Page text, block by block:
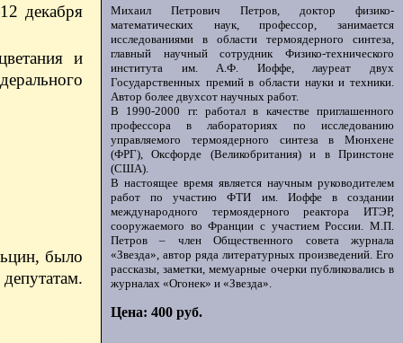
декабря
и
было
Михаил Петрович Петров, доктор физико-
математических наук, профессор, занимается
исследованиями в области термоядерного синтеза,
главный научный сотрудник Физико-технического
института им. А.Ф. Иоффе, лауреат двух
Государственных премий в области науки и техники.
Автор более двухсот научных работ.
В 1990-2000 гг. работал в качестве приглашенного
профессора в лабораториях по исследованию
управляемого термоядерного синтеза в Мюнхене
(ФРГ), Оксфорде (Великобритания) и в Принстоне
(США).
В настоящее время является научным руководителем
работ по участию ФТИ им. Иоффе в создании
международного термоядерного реактора ИТЭР,
сооружаемого во Франции с участием России. М.П.
Петров – член Общественного совета журнала
«Звезда», автор ряда литературных произведений. Его
рассказы, заметки, мемуарные очерки публиковались в
журналах «Огонек» и «Звезда».
Цена: 400 руб.